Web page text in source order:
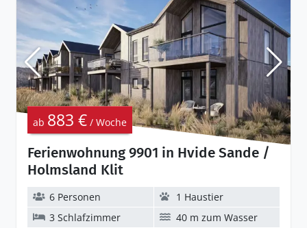
Ferienwohnung 9901 in Hvide Sande /
Holmsland Klit
ab 883 € / Woche
6 Personen
1 Haustier
3 Schlafzimmer
40 m zum Wasser